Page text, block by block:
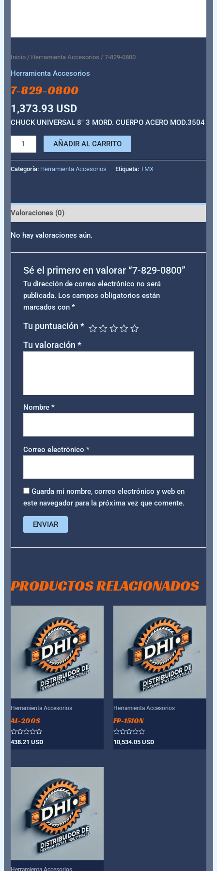
Inicio / Herramienta Accesorios / 7-829-0800
Herramienta Accesorios
7-829-0800
1,373.93 USD
CHUCK UNIVERSAL 8″ 3 MORD. CUERPO ACERO MOD.3504
AÑADIR AL CARRITO
Categoría: Herramienta Accesorios Etiqueta:TMX
Valoraciones (0)
No hay valoraciones aún.
Sé el primero en valorar “7-829-0800”
Tu dirección de correo electrónico no será
publicada. Los campos obligatorios están
marcados con *
Tu puntuación *
Tu valoración *
Nombre *
Correo electrónico *
Guarda mi nombre, correo electrónico y web en
este navegador para la próxima vez que comente.
PRODUCTOS RELACIONADOS
Herramienta Accesorios
AL-200S
Valorado
con
438.21USD
Herramienta Accesorios
EP-1510N
Valorado
con
10,534.05 USD
Herramienta Accesorios